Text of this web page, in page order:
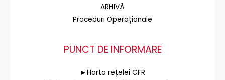
ARHIVĂ
Proceduri Operaționale
PUNCT DE INFORMARE
►Harta rețelei CFR